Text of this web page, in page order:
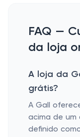
FAQ —
da loja
A loja da
grátis?
A Gall
acima de um
definido